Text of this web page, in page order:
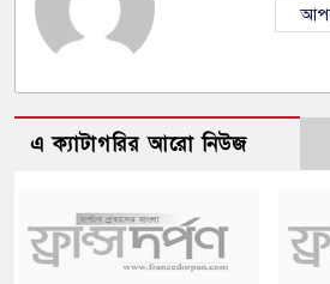
এ ক্যাটাগরির আরো নিউজ